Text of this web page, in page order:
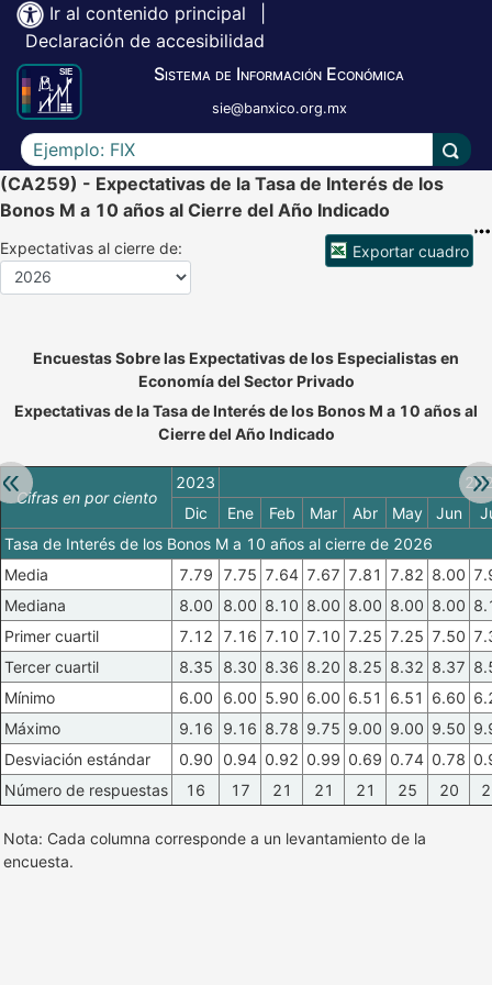
Ir al contenido principal
Declaración de accesibilidad
Sistema de Información Económica
sie@banxico.org.mx
Escriba el texto a buscar
(CA259) - Expectativas de la Tasa de Interés de los
Bonos M a 10 años al Cierre del Año Indicado
Expectativas al cierre de: Exportar cuadro
Retroceder:
Accesibilidad de Cuadros Analíticos, al exportar el cuadro
Encuestas Sobre las Expectativas de los Especialistas en
Economía del Sector Privado
Expectativas de la Tasa de Interés de los Bonos M a 10 años al
Cierre del Año Indicado
Cifras en por ciento
2023
Dic
Ene Feb Mar Abr May Jun
Tasa de Interés de los Bonos M a 10 años al cierre de 2026
Media
7.79 7.75 7.64 7.67 7.81 7.82 8.00
Mediana
8.00 8.00 8.10 8.00 8.00 8.00 8.00
Primer cuartil
7.12 7.16 7.10 7.10 7.25 7.25 7.50
Tercer cuartil
8.35 8.30 8.36 8.20 8.25 8.32 8.37
Mínimo
6.00 6.00 5.90 6.00 6.51 6.51 6.60
Máximo
9.16 9.16 8.78 9.75 9.00 9.00 9.50
Desviación estándar
0.90 0.94 0.92 0.99 0.69 0.74 0.78
Número de respuestas
16 17 21 21 21 25 20
Nota: Cada columna corresponde a un levantamiento de la
encuesta.